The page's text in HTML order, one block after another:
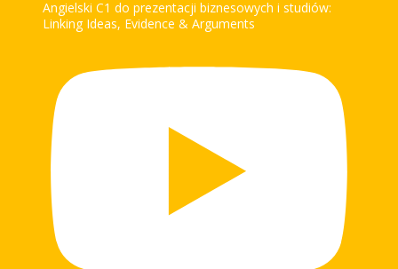
Angielski C1 do prezentacji biznesowych i studiów:
Linking Ideas, Evidence & Arguments